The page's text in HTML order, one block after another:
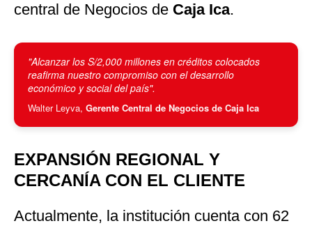
central de Negocios de Caja Ica.
"Alcanzar los S/2,000 millones en créditos colocados
reafirma nuestro compromiso con el desarrollo
económico y social del país".
Walter Leyva, Gerente Central de Negocios de Caja Ica
EXPANSIÓN REGIONAL Y
CERCANÍA CON EL CLIENTE
Actualmente, la institución cuenta con 62